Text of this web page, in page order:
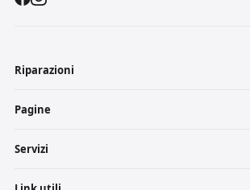
Riparazioni
Pagine
Servizi